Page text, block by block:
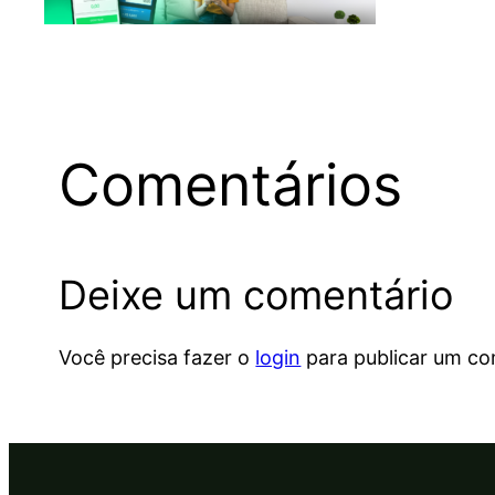
Comentários
Deixe um comentário
Você precisa fazer o login para publicar um